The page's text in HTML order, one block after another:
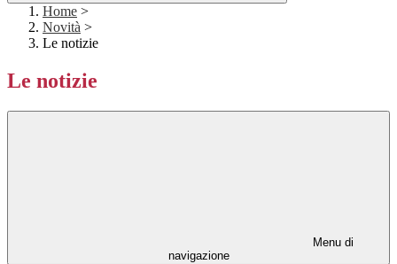
Home >
Novità >
Le notizie
Le notizie
Menu di
navigazione